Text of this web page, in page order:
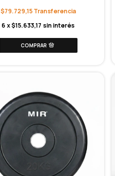
$79.729,15
6 x$15.633,17 sin interés